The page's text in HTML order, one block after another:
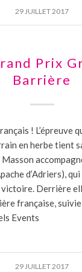
29 JUILLET 2017
Prix
Barrière
! L’épreuve
en herbe tient
d’Adriers),
Derrière
française,
Events
29 JUILLET 2017